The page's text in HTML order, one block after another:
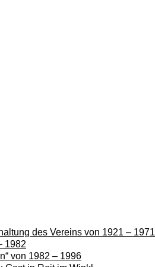
des Vereins von 1921 – 1971
1982
von 1982 – 1996